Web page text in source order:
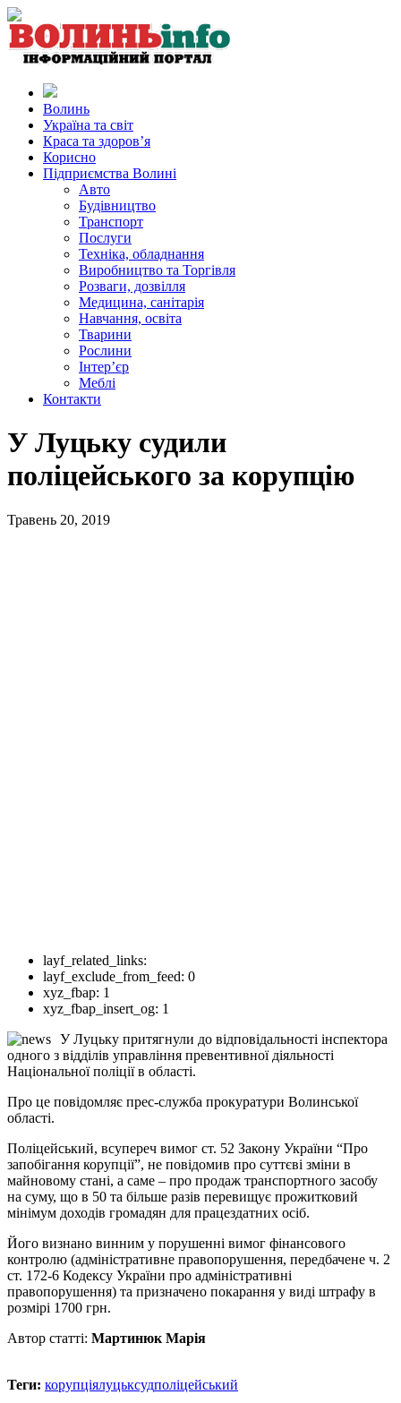
Волинь
Україна та світ
Краса та здоров’я
Корисно
Підприємства Волині
Авто
Будівництво
Транспорт
Послуги
Техніка, обладнання
Виробництво та Торгівля
Розваги, дозвілля
Медицина, санітарія
Навчання, освіта
Тварини
Рослини
Інтер’єр
Меблі
Контакти
У Луцьку судили
поліцейського за корупцію
Травень 20, 2019
layf_related_links:
layf_exclude_from_feed: 0
xyz_fbap: 1
xyz_fbap_insert_og: 1
У Луцьку притягнули до відповідальності інспектора
одного з відділів управління превентивної діяльності
Національної поліції в області.
Про це повідомляє прес-служба прокуратури Волинської
області.
Поліцейський, всупереч вимог ст. 52 Закону України “Про
запобігання корупції”, не повідомив про суттєві зміни в
майновому стані, а саме – про продаж транспортного засобу
на суму, що в 50 та більше разів перевищує прожитковий
мінімум доходів громадян для працездатних осіб.
Його визнано винним у порушенні вимог фінансового
контролю (адміністративне правопорушення, передбачене ч. 2
ст. 172-6 Кодексу України про адміністративні
правопорушення) та призначено покарання у виді штрафу в
розмірі 1700 грн.
Автор статті: Мартинюк Марія
Теги: корупціялуцьксудполіцейський